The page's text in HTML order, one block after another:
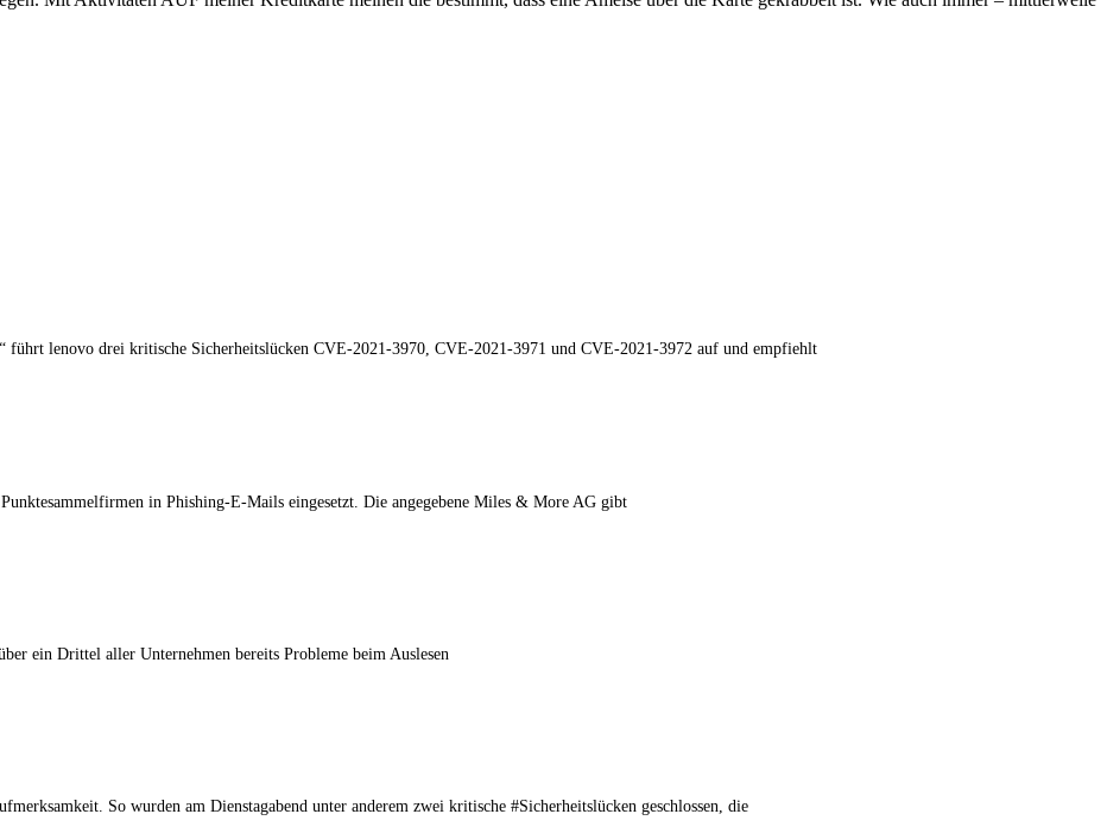
lenovo drei kritische Sicherheitslücken CVE-2021-3970, CVE-2021-3971 und CVE-2021-3972 auf und empfiehlt
in Phishing-E-Mails eingesetzt. Die angegebene Miles & More AG gibt
ein Drittel aller Unternehmen bereits Probleme beim Auslesen
So wurden am Dienstagabend unter anderem zwei kritische #Sicherheitslücken geschlossen, die